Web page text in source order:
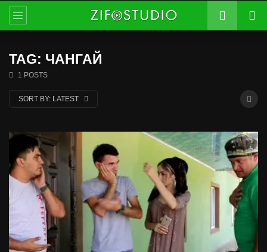
TAG: ЧАНГАЙ
1 POSTS
SORT BY: LATEST